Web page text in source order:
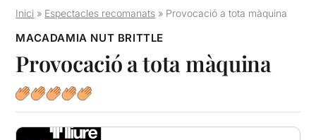
Inici » Espectacles recomanats » Provocació a tota màquina
MACADAMIA NUT BRITTLE
Provocació a tota màquina